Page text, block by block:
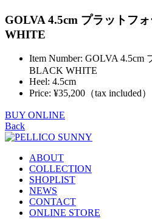
GOLVA 4.5cm プラットフ
WHITE
Item Number: GOLVA
BLACK WHITE
Heel: 4.5cm
Price: ¥35,200（tax included）
BUY ONLINE
Back
ABOUT
COLLECTION
SHOPLIST
NEWS
CONTACT
ONLINE STORE